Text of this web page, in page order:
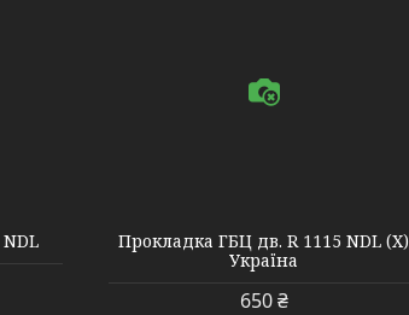
Прокладка ГБЦ дв. R 1115 NDL (Х)
Україна
650 ₴